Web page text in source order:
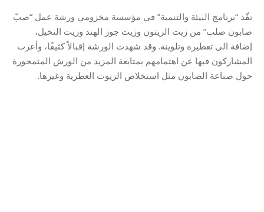
نفّذ “برنامج البيئة والتنمية” في مؤسسة مخزومي ورشة عمل “صبّ
صابون صلب” من زيت الزيتون وزيت جوز الهند وزيت النخيل،
إضافة الى تعطيره وتلوينه. وقد شهدت الورشة إقبالاً كثيفًا، وأعرب
المشاركون فيها عن اهتمامهم بمتابعة المزيد من الورش المتمحورة
حول صناعة الصابون مثل استخلاص الزيوت العطرية وغيرها.